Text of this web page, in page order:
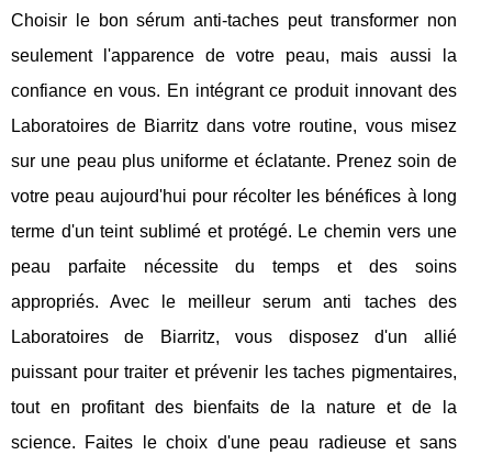
Choisir le bon sérum anti-taches peut transformer non
seulement l'apparence de votre peau, mais aussi la
confiance en vous. En intégrant ce produit innovant des
Laboratoires de Biarritz dans votre routine, vous misez
sur une peau plus uniforme et éclatante. Prenez soin de
votre peau aujourd'hui pour récolter les bénéfices à long
terme d'un teint sublimé et protégé. Le chemin vers une
peau parfaite nécessite du temps et des soins
appropriés. Avec le meilleur serum anti taches des
Laboratoires de Biarritz, vous disposez d'un allié
puissant pour traiter et prévenir les taches pigmentaires,
tout en profitant des bienfaits de la nature et de la
science. Faites le choix d'une peau radieuse et sans